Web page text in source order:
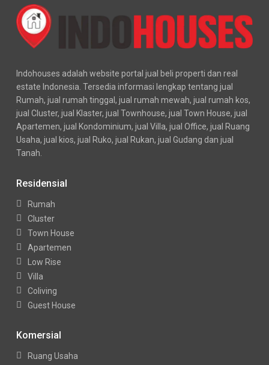
Indohouses adalah website portal jual beli properti dan real
estate Indonesia. Tersedia informasi lengkap tentang jual
Rumah, jual rumah tinggal, jual rumah mewah, jual rumah kos,
jual Cluster, jual Klaster, jual Townhouse, jual Town House, jual
Apartemen, jual Kondominium, jual Villa, jual Office, jual Ruang
Usaha, jual kios, jual Ruko, jual Rukan, jual Gudang dan jual
Tanah.
Residensial
Rumah
Cluster
Town House
Apartemen
Low Rise
Villa
Coliving
Guest House
Komersial
Ruang Usaha